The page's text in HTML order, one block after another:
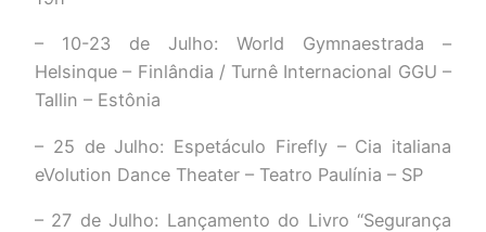
– 10-23 de Julho: World Gymnaestrada –
Helsinque – Finlândia / Turnê Internacional GGU –
Tallin – Estônia
– 25 de Julho: Espetáculo Firefly – Cia italiana
eVolution Dance Theater – Teatro Paulínia – SP
– 27 de Julho: Lançamento do Livro “Segurança